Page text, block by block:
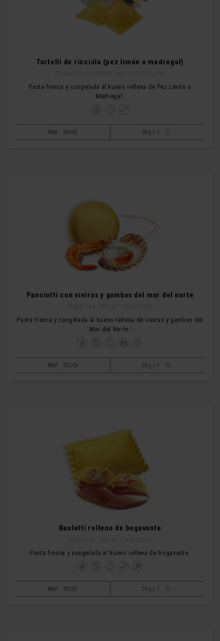
Tortelli de ricciola (pez limón o medregal)
Pasta fresca y congelada al huevo rellena de Pez Limón o
Medregal.
Ref: 90495 3kg x 1
Panciotti con vieiras y gambas del mar del norte
Pasta fresca y congelada al huevo rellena de vieiras y gambas del
Mar del Norte.
Ref: 90249 2kg x 1
Bauletti relleno de bogavante
Pasta fresca y congelada al huevo rellena de bogavante.
Ref: 90265 2kg x 1